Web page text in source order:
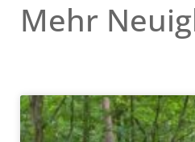
Mehr